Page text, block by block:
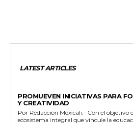
LATEST ARTICLES
PROMUEVEN INICIATIVAS PARA
Y CREATIVIDAD
Por Redacción Mexicali.- Con el objetivo de construir un
ecosistema integral que vincule la